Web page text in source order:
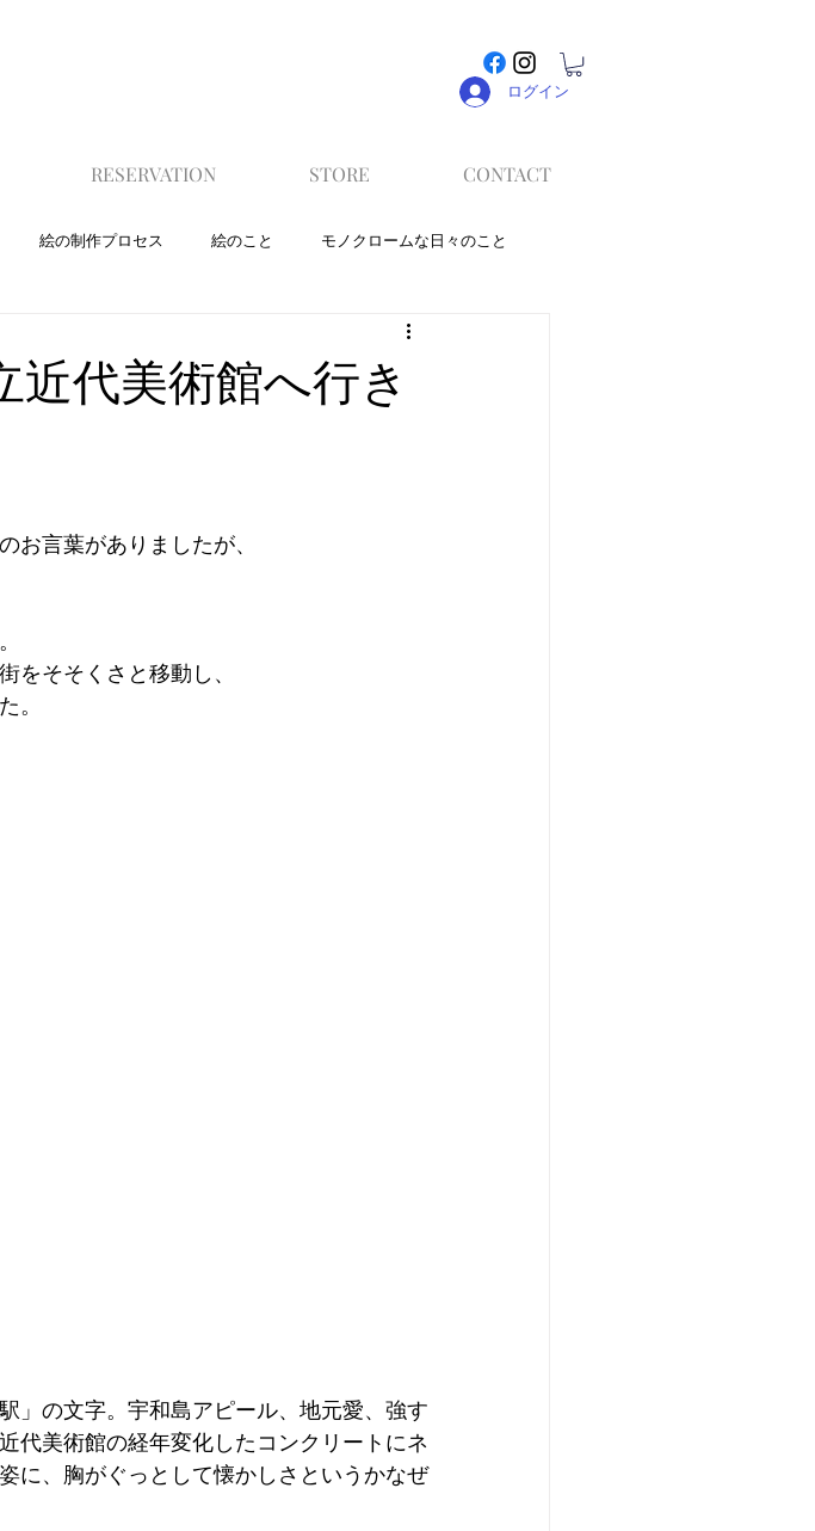
ログイン
RESERVATION STORE CONTACT
絵の制作プロセス 絵のこと モノクロームな日々のこと
近代美術館へ行き
お言葉がありましたが、
をそそくさと移動し、
。
」の文字。宇和島アピール、地元愛、強す
代美術館の経年変化したコンクリートにネ
に、胸がぐっとして懐かしさというかなぜ